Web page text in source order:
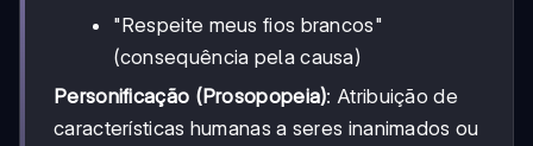
"Respeite meus fios brancos"
(consequência pela causa)
Personificação (Prosopopeia): Atribuição de
características humanas a seres inanimados ou